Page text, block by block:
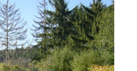
IČ: 70994099
280
Zbraslav
PSČ 664 84
666 402, Družina: 732 246 380, Jídelna: